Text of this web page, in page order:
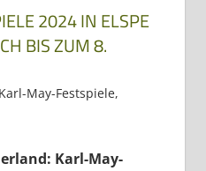
2024 IN ELSPE
BIS ZUM 8.
Regio3
Karl-May-Festspiele,
Karl-May-